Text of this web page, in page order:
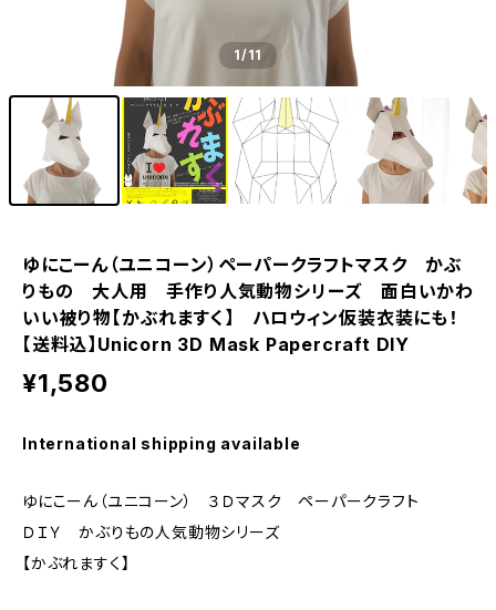
1/11
ゆにこーん（ユニコーン）ペーパークラフトマスク かぶ
りもの 大人用 手作り人気動物シリーズ 面白いかわ
いい被り物【かぶれますく】 ハロウィン仮装衣装にも！
【送料込】Unicorn 3D Mask Papercraft DIY
¥1,580
International shipping available
ゆにこーん（ユニコーン） ３Ｄマスク ペーパークラフト
ＤＩＹ かぶりもの人気動物シリーズ
【かぶれますく】